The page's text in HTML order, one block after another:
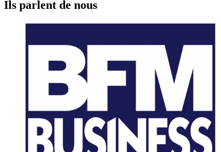
Ils parlent de nous